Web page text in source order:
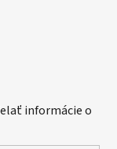
informácie o